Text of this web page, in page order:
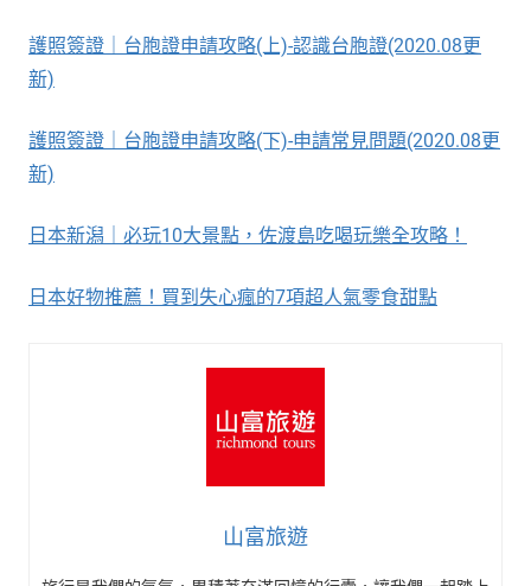
護照簽證｜台胞證申請攻略(上)-認識台胞證(2020.08更
新)
護照簽證｜台胞證申請攻略(下)-申請常見問題(2020.08更
新)
日本新潟｜必玩10大景點，佐渡島吃喝玩樂全攻略！
日本好物推薦！買到失心瘋的7項超人氣零食甜點
山富旅遊